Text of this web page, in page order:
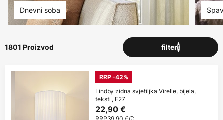
Dnevni soba
1801 Proizvod filter1
RRP -42%
Lindby zidna svjetiljka Virelle, bijela,
tekstil, E27
22,90 €